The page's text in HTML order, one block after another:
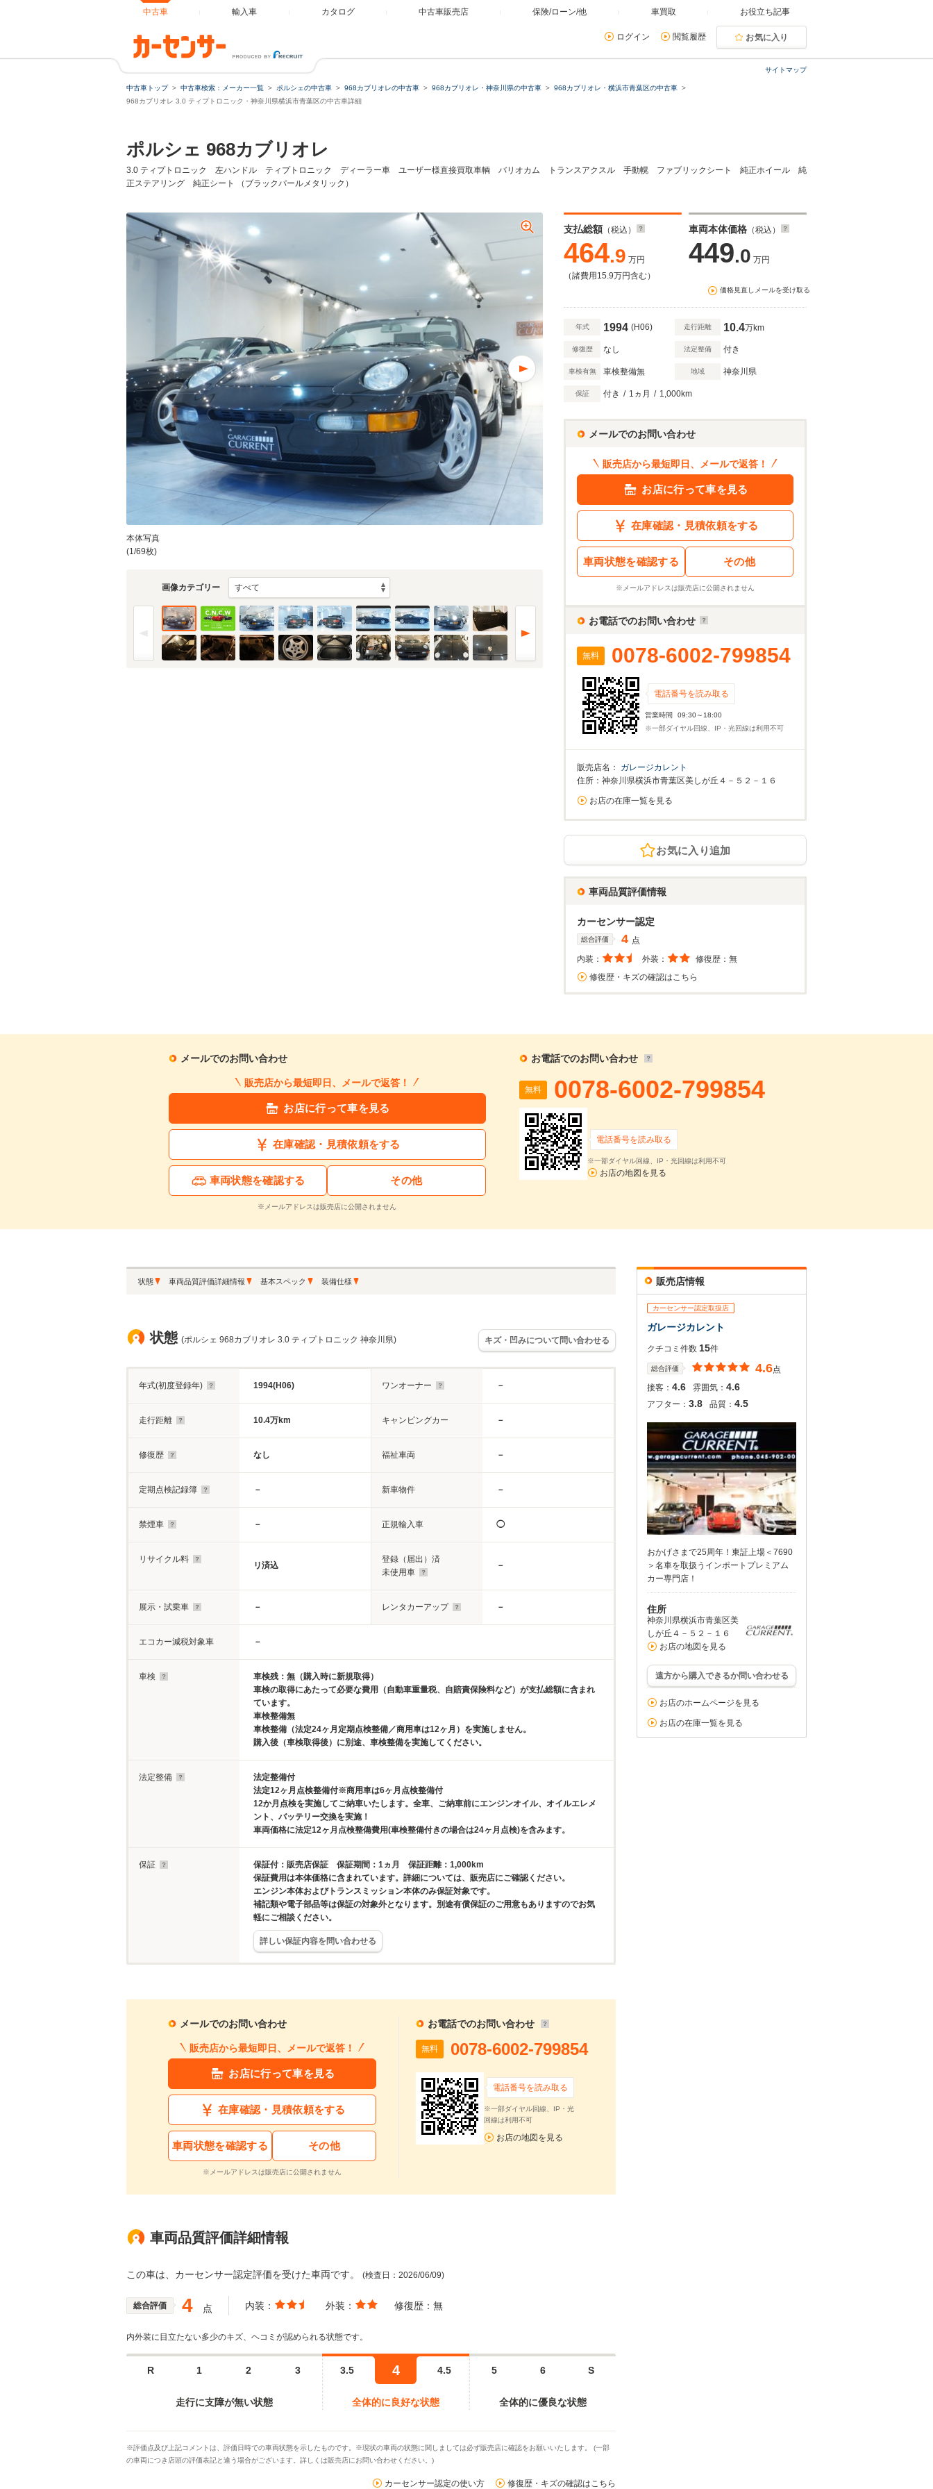
中古車 輸入車 カタログ 中古車販売店 保険/ローン/他 車買取 お役立ち記事
ログイン 閲覧履歴 お気に入り
サイトマップ
中古車トップ 中古車検索：メーカー一覧 ポルシェの中古車 968カブリオレの中古車 968カブリオレ・神奈川県の中古車
968カブリオレ・横浜市青葉区の中古車
968カブリオレ 3.0 ティプトロニック・神奈川県横浜市青葉区の中古車詳細
ポルシェ 968カブリオレ
3.0 ティプトロニック 左ハンドル ティプトロニック ディーラー車 ユーザー様直接買取車輌 バリオカム トランスアクスル 手動幌 ファブリックシート 純正ホイール 純
正ステアリング 純正シート （ブラックパールメタリック）
本体写真
(1/69枚)
画像カテゴリー
支払総額 （税込）
464.9 万円
（諸費用15.9万円含む）
車両本体価格 （税込）
449.0 万円
価格見直しメールを受け取る
年式 1994 (H06) 走行距離 10.4万km
修復歴 なし 法定整備 付き
車検有無 車検整備無 地域 神奈川県
保証 付き / 1ヵ月 / 1,000km
メールでのお問い合わせ
販売店から最短即日、メールで返答！
お店に行って車を見る
在庫確認・見積依頼をする
車両状態を確認する その他
※メールアドレスは販売店に公開されません
お電話でのお問い合わせ
無料 0078-6002-799854
電話番号を読み取る
営業時間
09:30～18:00
※一部ダイヤル回線、IP・光回線は利用不可
販売店名： ガレージカレント
住所：神奈川県横浜市青葉区美しが丘４－５２－１６
お店の在庫一覧を見る
お気に入り追加
車両品質評価情報
カーセンサー認定
総合評価 4 点
内装：
外装： 修復歴： 無
修復歴・キズの確認はこちら
メールでのお問い合わせ
販売店から最短即日、メールで返答！
お店に行って車を見る
在庫確認・見積依頼をする
車両状態を確認する その他
※メールアドレスは販売店に公開されません
お電話でのお問い合わせ
無料 0078-6002-799854
電話番号を読み取る
※一部ダイヤル回線、IP・光回線は利用不可
お店の地図を見る
状態 車両品質評価詳細情報 基本スペック 装備仕様
状態 (ポルシェ 968カブリオレ 3.0 ティプトロニック 神奈川県) キズ・凹みについて問い合わせる
年式(初度登録年) 1994(H06) ワンオーナー －
走行距離 10.4万km キャンピングカー －
修復歴 なし 福祉車両 －
定期点検記録簿 － 新車物件 －
禁煙車 － 正規輸入車 ◯
リサイクル料
リ済込
登録（届出）済
未使用車
－
展示・試乗車 － レンタカーアップ －
エコカー減税対象車 －
車検
車検残：無（購入時に新規取得）
車検の取得にあたって必要な費用（自動車重量税、自賠責保険料など）が支払総額に含まれ
ています。
車検整備無
車検整備（法定24ヶ月定期点検整備／商用車は12ヶ月）を実施しません。
購入後（車検取得後）に別途、車検整備を実施してください。
法定整備
法定整備付
法定12ヶ月点検整備付※商用車は6ヶ月点検整備付
12か月点検を実施してご納車いたします。全車、ご納車前にエンジンオイル、オイルエレメ
ント、バッテリー交換を実施！
車両価格に法定12ヶ月点検整備費用(車検整備付きの場合は24ヶ月点検)を含みます。
保証
保証付：販売店保証 保証期間：1ヵ月 保証距離：1,000km
保証費用は本体価格に含まれています。詳細については、販売店にご確認ください。
エンジン本体およびトランスミッション本体のみ保証対象です。
補記類や電子部品等は保証の対象外となります。別途有償保証のご用意もありますのでお気
軽にご相談ください。
詳しい保証内容を問い合わせる
メールでのお問い合わせ
販売店から最短即日、メールで返答！
お店に行って車を見る
在庫確認・見積依頼をする
車両状態を確認する その他
※メールアドレスは販売店に公開されません
お電話でのお問い合わせ
無料 0078-6002-799854
電話番号を読み取る
※一部ダイヤル回線、IP・光
回線は利用不可
お店の地図を見る
車両品質評価詳細情報
この車は、カーセンサー認定評価を受けた車両です。 (検査日：2026/06/09)
総合評価 4 点 内装： 外装： 修復歴： 無
内外装に目立たない多少のキズ、ヘコミが認められる状態です。
R 1 2 3
走行に支障が無い状態
3.5 4 4.5
全体的に良好な状態
5 6 S
全体的に優良な状態
※評価点及び上記コメントは、評価日時での車両状態を示したものです。※現状の車両の状態に関しましては必ず販売店に確認をお願いいたします。 (一部
の車両につき店頭の評価表記と違う場合がございます。詳しくは販売店にお問い合わせください。)
カーセンサー認定の使い方 修復歴・キズの確認はこちら
販売店情報
カーセンサー認定取扱店
ガレージカレント
クチコミ件数 15件
総合評価 4.6点
接客： 4.6 雰囲気： 4.6
アフター： 3.8 品質： 4.5
おかげさまで25周年！東証上場＜7690
＞名車を取扱うインポートプレミアム
カー専門店！
住所
神奈川県横浜市青葉区美
しが丘４－５２－１６
お店の地図を見る
遠方から購入できるか問い合わせる
お店のホームページを見る
お店の在庫一覧を見る